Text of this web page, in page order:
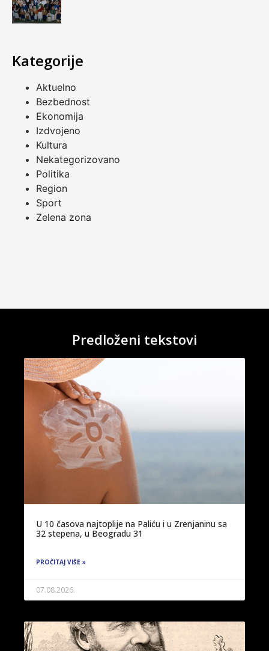
Kategorije
Aktuelno
Bezbednost
Ekonomija
Izdvojeno
Kultura
Nekategorizovano
Politika
Region
Sport
Zelena zona
Predloženi tekstovi
U 10 časova najtoplije na Paliću i u Zrenjaninu sa
32 stepena, u Beogradu 31
PROČITAJ VIŠE »
07.08.2026.